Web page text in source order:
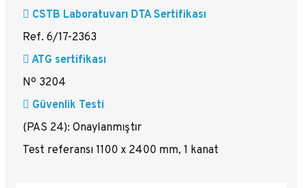
CSTB Laboratuvarı DTA Sertifikası
Ref. 6/17-2363
ATG sertifikası
Nº 3204
Güvenlik Testi
(PAS 24): Onaylanmıştır
Test referansı 1100 x 2400 mm, 1 kanat